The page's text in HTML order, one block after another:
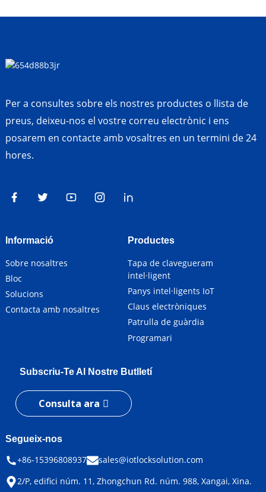
Per a consultes sobre els nostres productes o llista de
preus, deixeu-nos el vostre correu electrònic i ens
posarem en contacte amb vosaltres en un termini de 24
hores.
Informació
Sobre nosaltres
Bloc
Solucions
Contacta amb nosaltres
Productes
Tapa de clavegueram
intel·ligent
Panys intel·ligents IoT
Claus electròniques
Patrulla de guàrdia
Programari
Subscriu-Te Al Nostre Butlletí
Consulta ara
Segueix-nos
+86-15396808937
sales@iotlocksolution.com
2/P, edifici núm. 11, Zhongchun Rd. núm. 988, Xangai, Xina.